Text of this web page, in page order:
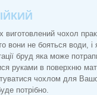
виготовлений чохол
вони не бояться води, і
бруд яка може
руками в поверхню
чохлом для
потрібно.